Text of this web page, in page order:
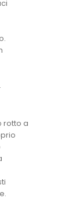
rotto a